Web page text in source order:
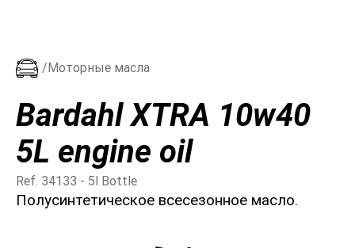
/Моторные масла
Bardahl XTRA 10w40
5L engine oil
Ref. 34133 - 5l Bottle
Полусинтетическое всесезонное масло.